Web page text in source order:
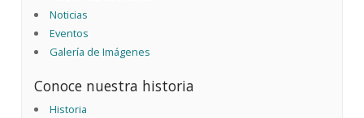
Noticias
Eventos
Galería de Imágenes
Conoce nuestra historia
Historia